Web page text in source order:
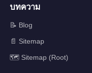
บทความ
📝 Blog
📄 Sitemap
🗺️ Sitemap (Root)